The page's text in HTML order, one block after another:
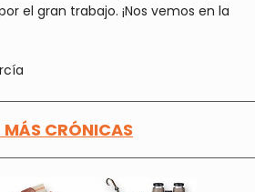
el gran trabajo. ¡Nos vemos en la
MÁS CRÓNICAS